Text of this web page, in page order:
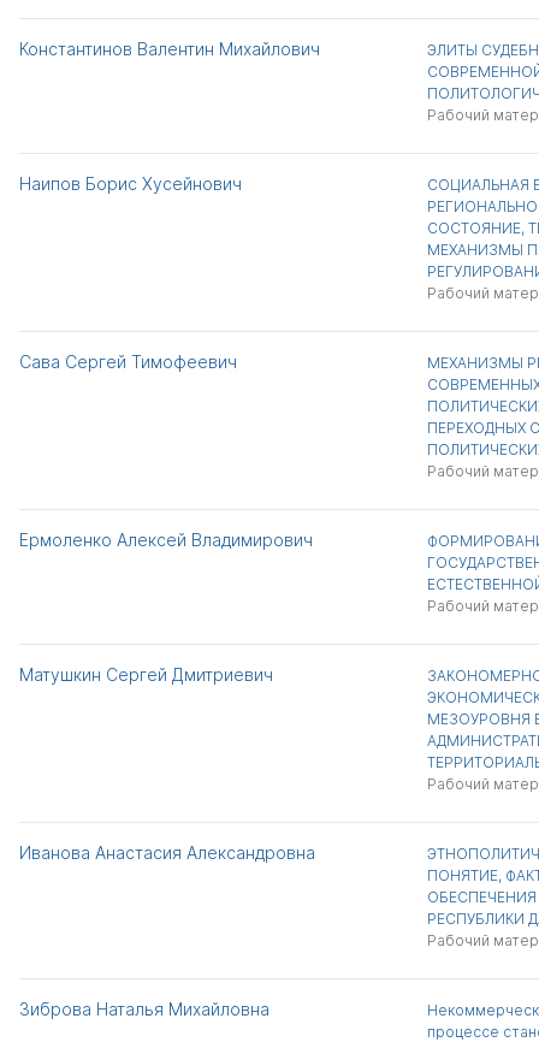
Константинов Валентин Михайлович
ЭЛИТЫ
Рабочий
Наипов Борис Хусейнович
СОЦИАЛЬНАЯ
СОСТОЯНИЕ,
МЕХАНИЗМЫ
Рабочий
Сава Сергей Тимофеевич
МЕХАНИЗМЫ
ПЕРЕХОДНЫХ
Рабочий
Ермоленко Алексей Владимирович
Рабочий
Матушкин Сергей Дмитриевич
МЕЗОУРОВНЯ
Рабочий
Иванова Анастасия Александровна
ПОНЯТИЕ,
ОБЕСПЕЧЕНИЯ
РЕСПУБЛИКИ
Рабочий
Зиброва Наталья Михайловна
процессе